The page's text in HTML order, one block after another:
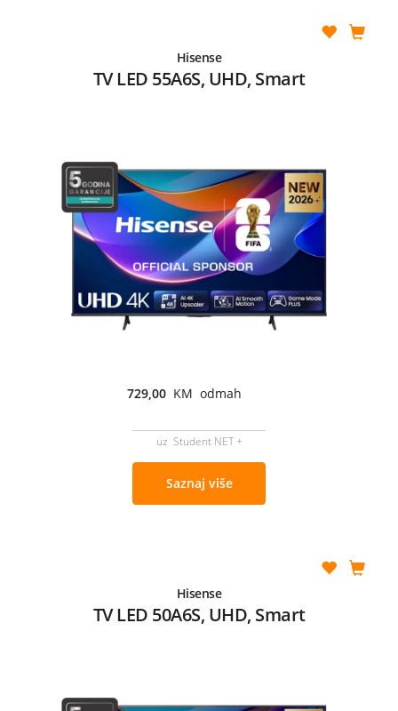
Hisense
TV LED 55A6S, UHD, Smart
729,00 KM odmah
uz Student NET +
Saznaj više
Hisense
TV LED 50A6S, UHD, Smart